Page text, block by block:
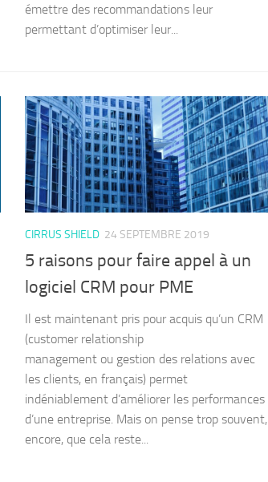
émettre des recommandations leur
permettant d’optimiser leur...
CIRRUS SHIELD 24 SEPTEMBRE 2019
5 raisons pour faire appel à un
logiciel CRM pour PME
Il est maintenant pris pour acquis qu’un CRM
(customer relationship
management ou gestion des relations avec
les clients, en français) permet
indéniablement d’améliorer les performances
d’une entreprise. Mais on pense trop souvent,
encore, que cela reste...